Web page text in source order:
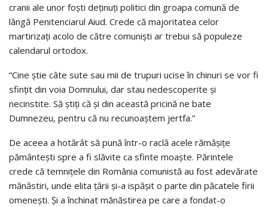
cranii ale unor foşti deţinuţi politici din groapa comună de
lângă Penitenciarul Aiud. Crede că majoritatea celor
martirizaţi acolo de către comunişti ar trebui să populeze
calendarul ortodox.
“Cine ştie câte sute sau mii de trupuri ucise în chinuri se vor fi
sfinţit din voia Domnului, dar stau nedescoperite şi
necinstite. Să ştiţi că şi din această pricină ne bate
Dumnezeu, pentru că nu recunoaştem jertfa.”
De aceea a hotărât să pună într-o raclă acele rămăşiţe
pământeşti spre a fi slăvite ca sfinte moaşte. Părintele
crede că temniţele din România comunistă au fost adevărate
mănăstiri, unde elita ţării şi-a ispăşit o parte din păcatele firii
omeneşti. Şi a închinat mănăstirea pe care a fondat-o